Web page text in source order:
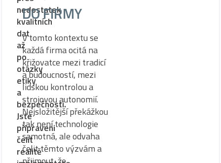
nedostatek
kvalitních
dat
až
po
otázky
etiky
a
bezpečnosti.
Jste
připraveni
čelit
realitě
DO FIRMY
V tomto kontextu se
každá firma ocitá na
křižovatce mezi tradicí
a budoucností, mezi
lidskou kontrolou a
strojovou autonomií.
Nejsložitější překážkou
tak není technologie
samotná, ale odvaha
čelit těmto výzvám a